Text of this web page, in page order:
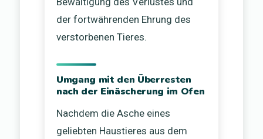
der fortwährenden Ehrung des
verstorbenen Tieres.
Umgang mit den Überresten
nach der Einäscherung im Ofen
Nachdem die Asche eines
geliebten Haustieres aus dem